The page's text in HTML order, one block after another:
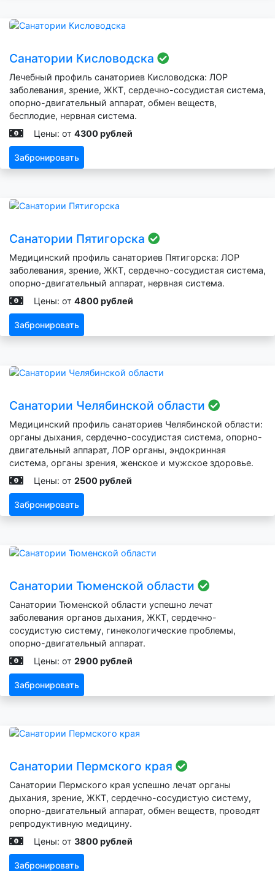
Санатории Кисловодска
Лечебный профиль санаториев Кисловодска: ЛОР
заболевания, зрение, ЖКТ, сердечно-сосудистая система,
опорно-двигательный аппарат, обмен веществ,
бесплодие, нервная система.
Цены: от 4300 рублей
Забронировать
Санатории Пятигорска
Медицинский профиль санаториев Пятигорска: ЛОР
заболевания, зрение, ЖКТ, сердечно-сосудистая система,
опорно-двигательный аппарат, нервная система.
Цены: от 4800 рублей
Забронировать
Санатории Челябинской области
Медицинский профиль санаториев Челябинской области:
органы дыхания, сердечно-сосудистая система, опорно-
двигательный аппарат, ЛОР органы, эндокринная
система, органы зрения, женское и мужское здоровье.
Цены: от 2500 рублей
Забронировать
Санатории Тюменской области
Санатории Тюменской области успешно лечат
заболевания органов дыхания, ЖКТ, сердечно-
сосудистую систему, гинекологические проблемы,
опорно-двигательный аппарат.
Цены: от 2900 рублей
Забронировать
Санатории Пермского края
Санатории Пермского края успешно лечат органы
дыхания, зрение, ЖКТ, сердечно-сосудистую систему,
опорно-двигательный аппарат, обмен веществ, проводят
репродуктивную медицину.
Цены: от 3800 рублей
Забронировать